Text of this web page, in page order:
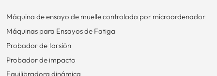
Máquina de ensayo de muelle controlada por microordenador
Máquinas para Ensayos de Fatiga
Probador de torsión
Probador de impacto
Equilibradora dinámica